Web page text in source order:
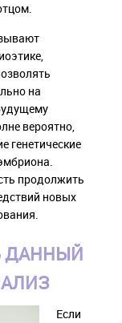
на
вероятно,
генетические
продолжить
новых
ДАННЫЙ
Если